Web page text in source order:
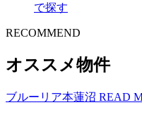
で探す
RECOMMEND
オススメ物件
ブルーリア本蓮沼 READ